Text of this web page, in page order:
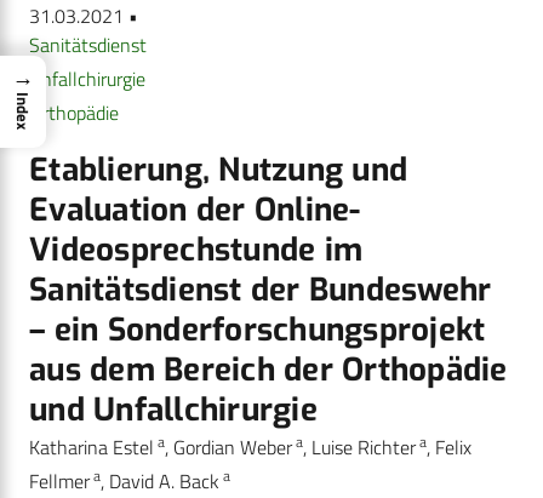
31.03.2021 •
Sanitätsdienst
Unfallchirurgie
Orthopädie
Etablierung, Nutzung und
Evaluation der Online-
Videosprechstunde im
Sanitätsdienst der Bundeswehr
– ein Sonderforschungsprojekt
aus dem Bereich der Orthopädie
und Unfallchirurgie
Katharina Estel a, Gordian Webera, Luise Richtera, Felix
Fellmera, David A. Back a
→
Index